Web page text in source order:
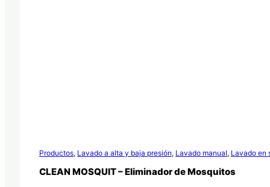
Productos, Lavado a alta y baja presión, Lavado manual, Lavado en
CLEAN MOSQUIT – Eliminador de Mosquitos